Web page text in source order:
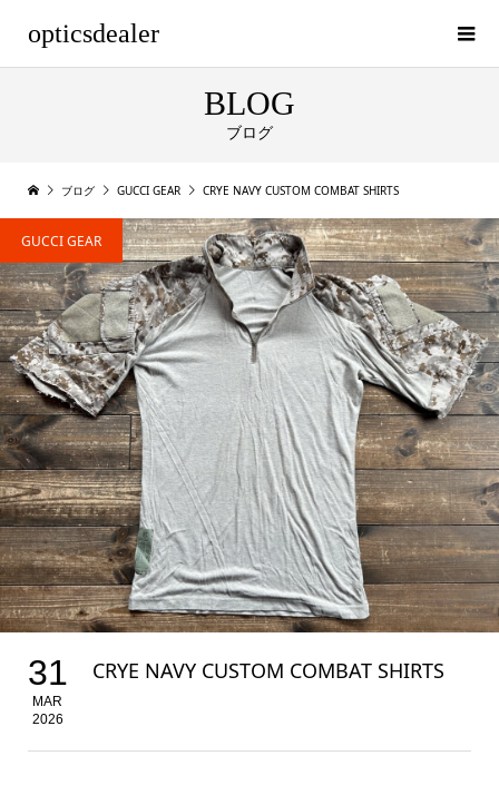
opticsdealer
BLOG
ブログ
ブログ GUCCI GEAR CRYE NAVY CUSTOM COMBAT SHIRTS
GUCCI GEAR
31
MAR
2026
CRYE NAVY CUSTOM COMBAT SHIRTS